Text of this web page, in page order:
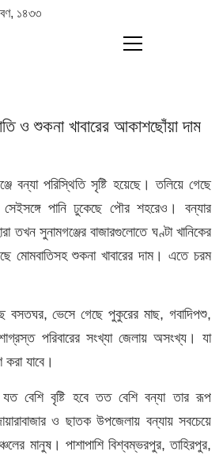
১৪৩৩
ও শুকনা খাবারের আকাশছোঁয়া দাম
বন্যা পরিস্থিতি সৃষ্টি হয়েছে। তলিয়ে গেছে
পানি ঢুকেছে পৌর শহরেও। বন্যার
তখন সুনামগঞ্জের বাজারগুলোতে ঘণ্টা খানিকের
মোমবাতিসহ শুকনা খাবারের দাম। এতে চরম
বসতঘর, ভেসে গেছে পুকুরের মাছ, গবাদিপশু,
পরিবারের সংখ্যা জেলায় অসংখ্য। যা
করা যাবে।
যত বেশি বৃষ্টি হবে তত বেশি বন্যা তার রূপ
ও ছাতক উপজেলায় বন্যায় সবচেয়ে
মানুষ। পাশাপাশি বিশ্বম্ভরপুর, তাহিরপুর,